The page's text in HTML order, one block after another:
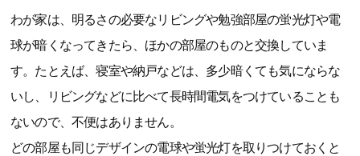
わが家は、明るさの必要なリビングや勉強部屋の蛍光灯や電
球が暗くなってきたら、ほかの部屋のものと交換していま
す。たとえば、寝室や納戸などは、多少暗くても気にならな
いし、リビングなどに比べて長時間電気をつけていることも
ないので、不便はありません。
どの部屋も同じデザインの電球や蛍光灯を取りつけておくと